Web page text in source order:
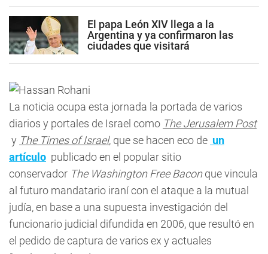
El papa León XIV llega a la
Argentina y ya confirmaron las
ciudades que visitará
La noticia ocupa esta jornada la portada de varios
diarios y portales de Israel como The Jerusalem Post
y The Times of Israel, que se hacen eco de un
artículo publicado en el popular sitio
conservador The Washington Free Baconque vincula
al futuro mandatario iraní con el ataque a la mutual
judía, en base a una supuesta investigación del
funcionario judicial difundida en 2006, que resultó en
el pedido de captura de varios ex y actuales